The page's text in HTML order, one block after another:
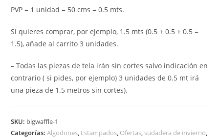
PVP = 1 unidad = 50 cms = 0.5 mts.
Si quieres comprar, por ejemplo, 1.5 mts (0.5 + 0.5 + 0.5 =
1.5), añade al carrito 3 unidades.
– Todas las piezas de tela irán sin cortes salvo indicación en
contrario ( si pides, por ejemplo) 3 unidades de 0.5 mt irá
una pieza de 1.5 metros sin cortes).
SKU: bigwaffle-1
Categorías:Algodones, Estampados, Ofertas, sudadera de invierno,